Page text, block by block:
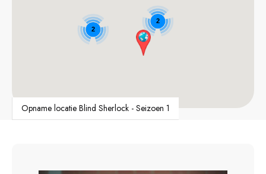
2
2
Opname locatie Blind Sherlock - Seizoen 1